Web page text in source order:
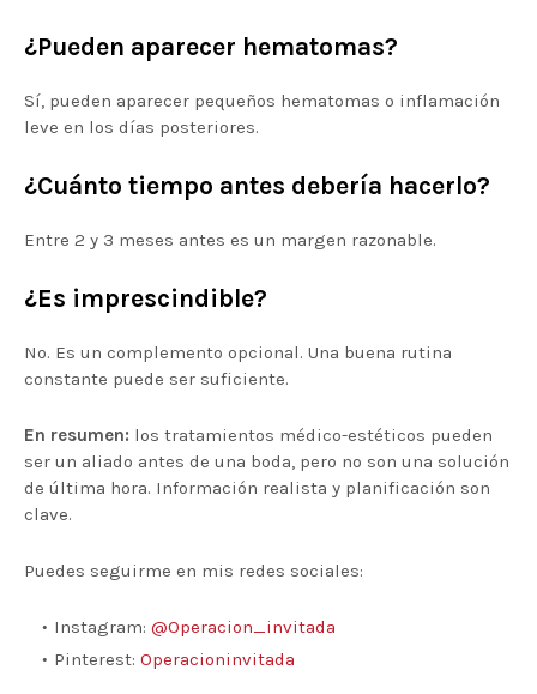
¿Pueden aparecer hematomas?
Sí, pueden aparecer pequeños hematomas o inflamación
leve en los días posteriores.
¿Cuánto tiempo antes debería hacerlo?
Entre 2 y 3 meses antes es un margen razonable.
¿Es imprescindible?
No. Es un complemento opcional. Una buena rutina
constante puede ser suficiente.
En resumen: los tratamientos médico-estéticos pueden
ser un aliado antes de una boda, pero no son una solución
de última hora. Información realista y planificación son
clave.
Puedes seguirme en mis redes sociales:
Instagram: @Operacion_invitada
Pinterest: Operacioninvitada